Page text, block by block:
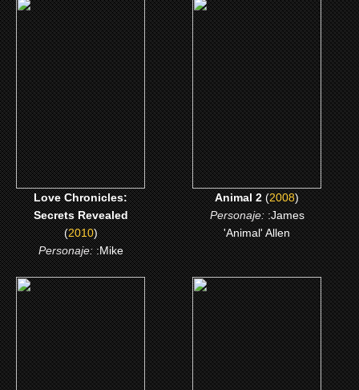
(2010)
Love Chronicles: Secrets
Revealed
CLICK ME
Love Chronicles:
Secrets Revealed
(2010)
Personaje::Mike
(2008)
Animal 2
CLICK ME
Animal 2(2008)
Personaje::James
'Animal' Allen
(2005)
Cuentas pendientes
(2002)
Invicto